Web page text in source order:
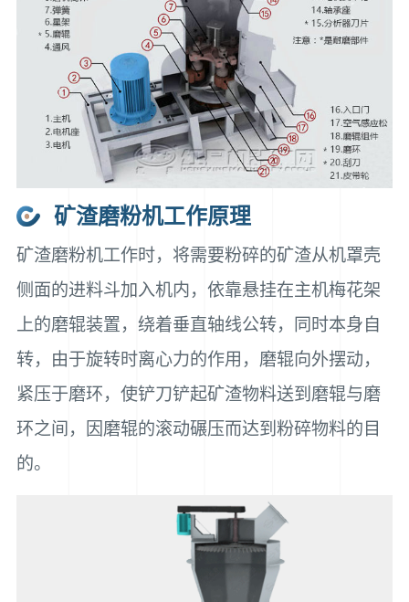
矿渣磨粉机工作原理
矿渣磨粉机工作时，将需要粉碎的矿渣从机罩壳
侧面的进料斗加入机内，依靠悬挂在主机梅花架
上的磨辊装置，绕着垂直轴线公转，同时本身自
转，由于旋转时离心力的作用，磨辊向外摆动，
紧压于磨环，使铲刀铲起矿渣物料送到磨辊与磨
环之间，因磨辊的滚动碾压而达到粉碎物料的目
的。